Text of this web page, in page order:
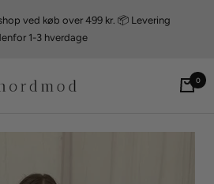
ved køb over 499 kr. 📦 Levering
1-3 hverdage
0